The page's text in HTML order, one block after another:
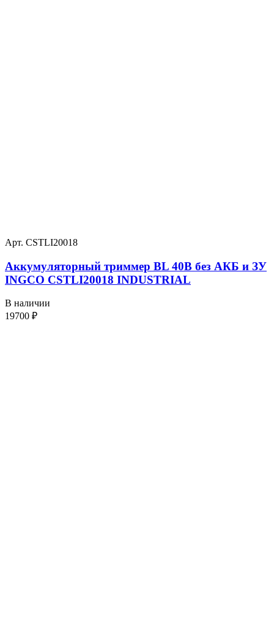
Арт. CSTLI20018
Аккумуляторный триммер BL 40В без АКБ и ЗУ
INGCO CSTLI20018 INDUSTRIAL
В наличии
19700 ₽